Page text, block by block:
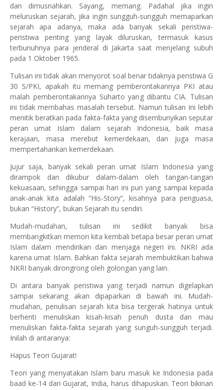
dan dimusnahkan. Sayang, memang. Padahal jika ingin
meluruskan sejarah, jika ingin sungguh-sungguh memaparkan
sejarah apa adanya, maka ada banyak sekali peristiwa-
peristiwa penting yang layak diluruskan, termasuk kasus
terbunuhnya para jenderal di Jakarta saat menjelang subuh
pada 1 Oktober 1965.
Tulisan ini tidak akan menyorot soal benar tidaknya peristiwa G
30 S/PKI, apakah itu memang pemberontakannya PKI atau
malah pemberontakannya Suharto yang dibantu CIA. Tulisan
ini tidak membahas masalah tersebut. Namun tulisan ini lebih
menitik beratkan pada fakta-fakta yang disembunyikan seputar
peran umat Islam dalam sejarah Indonesia, baik masa
kerajaan, masa merebut kemerdekaan, dan juga masa
mempertahankan kemerdekaan.
Jujur saja, banyak sekali peran umat Islam Indonesia yang
dirampok dan dikubur dalam-dalam oleh tangan-tangan
kekuasaan, sehingga sampai hari ini pun yang sampai kepada
anak-anak kita adalah “His-Story”, kisahnya para penguasa,
bukan “History”, bukan Sejarah itu sendiri.
Mudah-mudahan, tulisan ini sedikit banyak bisa
membangkitkan memori kita kembali betapa besar peran umat
Islam dalam mendirikan dan menjaga negeri ini. NKRI ada
karena umat Islam. Bahkan fakta sejarah membuktikan bahwa
NKRI banyak dirongrong oleh golongan yang lain.
Di antara banyak peristiwa yang terjadi namun digelapkan
sampai sekarang akan dipaparkan di bawah ini. Mudah-
mudahan, penulisan sejarah kita bisa tergerak hatinya untuk
berhenti menuliskan kisah-kisah penuh dusta dan mau
menuliskan fakta-fakta sejarah yang sunguh-sungguh terjadi.
Inilah di antaranya:
Hapus Teori Gujarat!
Teori yang menyatakan Islam baru masuk ke Indonesia pada
baad ke-14 dari Gujarat, India, harus dihapuskan. Teori bikinan